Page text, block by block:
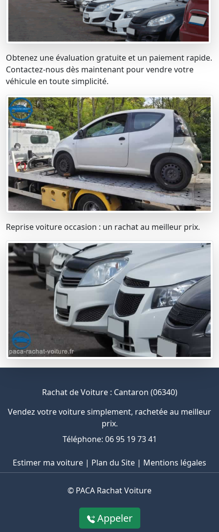
Obtenez une évaluation gratuite et un paiement rapide.
Contactez-nous dès maintenant pour vendre votre
véhicule en toute simplicité.
Reprise voiture occasion : un rachat au meilleur prix.
Rachat de Voiture : Cantaron (06340)
Vendez votre voiture simplement, rachetée au meilleur
prix.
Téléphone: 06 95 19 73 41
Estimer ma voiture | Plan du Site | Mentions légales
© PACA Rachat Voiture
Appeler